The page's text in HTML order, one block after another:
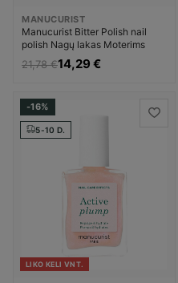
MANUCURIST
Manucurist Bitter Polish nail
polish Nagų lakas Moterims
21,78 €14,29 €
-16%
5-10 D.
LIKO KELI VNT.